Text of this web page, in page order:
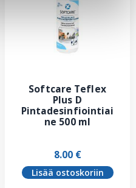
Softcare Teflex
Plus D
Pintadesinfiointiai
ne 500 ml
8.00 €
Lisää ostoskoriin